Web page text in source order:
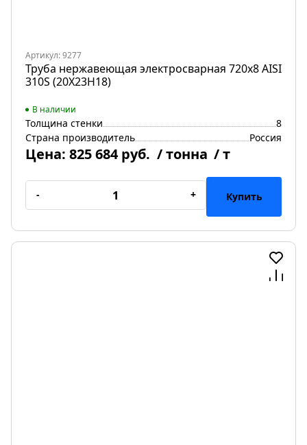
Артикул: 9277
Труба нержавеющая электросварная 720х8 AISI
310S (20Х23Н18)
В наличии
Толщина стенки
8
Страна производитель
Россия
Цена: 825 684 руб. / тонна / т
- + Купить